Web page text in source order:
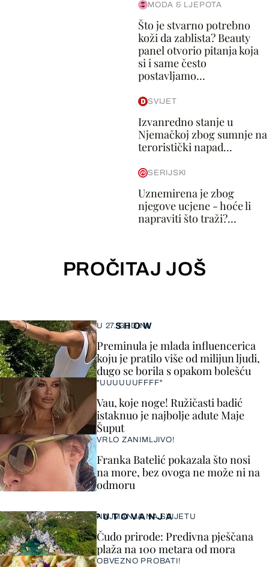
MODA & LJEPOTA
Što je stvarno potrebno
koži da zablista? Beauty
panel otvorio pitanja koja
si i same često
postavljamo...
SVIJET
Izvanredno stanje u
Njemačkoj zbog sumnje na
teroristički napad...
SERIJSKI
Uznemirena je zbog
njegove ucjene - hoće li
napraviti što traži?...
PROČITAJ JOŠ
SHOW
U 27. GODINI
Preminula je mlada influencerica
koju je pratilo više od milijun ljudi,
dugo se borila s opakom bolešću
"UUUUUUFFFF"
Vau, koje noge! Ružičasti badić
istaknuo je najbolje adute Maje
Šuput
VRLO ZANIMLJIVO!
Franka Batelić pokazala što nosi
na more, bez ovoga ne može ni na
odmoru
PUTOVANJA
NAJMANJA NA SVIJETU
Čudo prirode: Predivna pješčana
plaža na 100 metara od mora
OBVEZNO PROBATI!